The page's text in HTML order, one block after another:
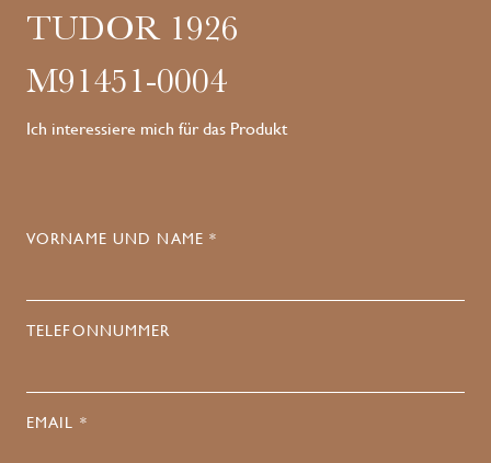
TUDOR 1926
M91451-0004
Ich interessiere mich für das Produkt
VORNAME UND NAME *
TELEFONNUMMER
EMAIL *